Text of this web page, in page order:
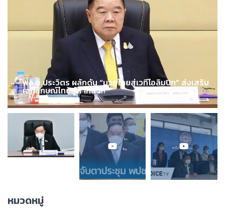
พล.อ.ประวิตร ผลักดัน “มวยไทยสู่เวทีโอลิมปิก” ส่งเสริม
เอกลักษณ์ไทยสู่สากล !!!
หมวดหมู่